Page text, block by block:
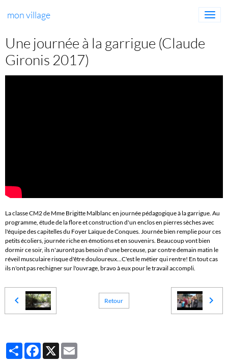
mon village
Une journée à la garrigue (Claude
Gironis 2017)
La classe CM2 de Mme Brigitte Malblanc en journée pédagogique à la garrigue. Au
programme, étude de la flore et construction d'un enclos en pierres sèches avec
l'équipe des capitelles du Foyer Laïque de Conques. Journée bien remplie pour ces
petits écoliers, journée riche en émotions et en souvenirs. Beaucoup vont bien
dormir ce soir, ils n'auront pas besoin d'une berceuse, par contre demain matin le
réveil musculaire risque d'être douloureux...C'est le métier qui rentre! En tout cas
ils n'ont pas rechigner sur l'ouvrage, bravo à eux pour le travail accompli.
Retour
PartagerFacebook
X